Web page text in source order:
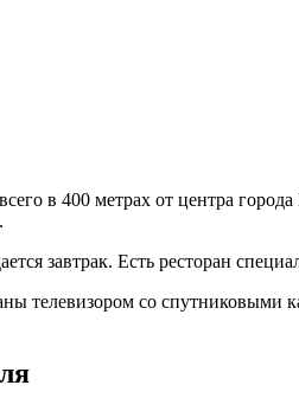
в 400 метрах от центра
завтрак. Есть ресторан
телевизором со